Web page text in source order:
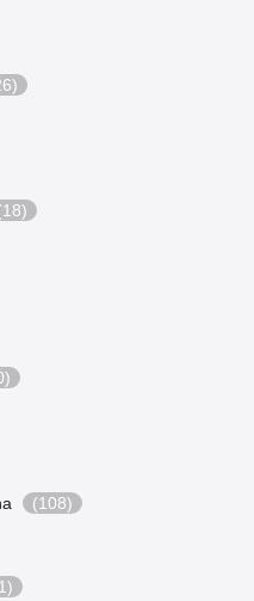
(108)